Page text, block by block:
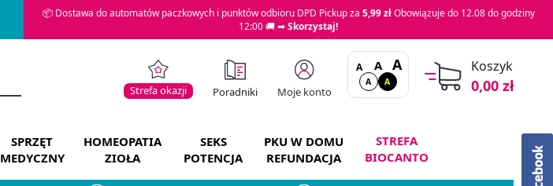
📦 Dostawa do automatów paczkowych i punktów odbioru DPD Pickup za 5,99 złObowiązuje do 12.08 do godziny
12:00 🚚 ➡Skorzystaj!
Strefa okazji Poradniki Moje konto
A A A
A A
Koszyk
0,00 zł
SPRZĘT
MEDYCZNY
HOMEOPATIA
ZIOŁA
SEKS
POTENCJA
PKU W DOMU
REFUNDACJA
STREFA
BIOCANTO